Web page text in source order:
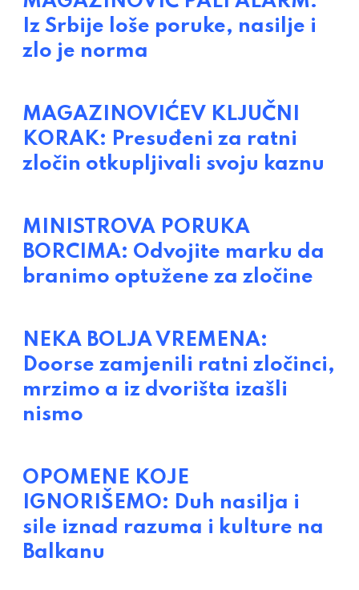
Iz Srbije loše poruke, nasilje i
zlo je norma
MAGAZINOVIĆEV KLJUČNI
KORAK: Presuđeni za ratni
zločin otkupljivali svoju kaznu
MINISTROVA PORUKA
BORCIMA: Odvojite marku da
branimo optužene za zločine
NEKA BOLJA VREMENA:
Doorse zamjenili ratni zločinci,
mrzimo a iz dvorišta izašli
nismo
OPOMENE KOJE
IGNORIŠEMO: Duh nasilja i
sile iznad razuma i kulture na
Balkanu